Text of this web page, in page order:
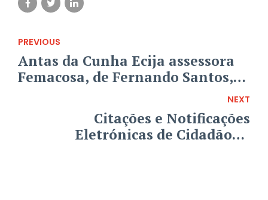
PREVIOUS
Antas da Cunha Ecija assessora
Femacosa, de Fernando Santos,
em Operação com a Science4youNEXT
Citações e Notificações
Eletrónicas de Cidadãos e